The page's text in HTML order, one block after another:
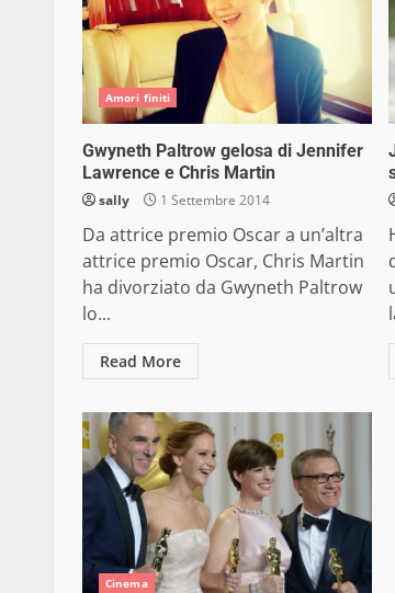
Amori finiti
Gwyneth Paltrow gelosa di Jennifer
Lawrence e Chris Martin
sally 1 Settembre 2014
Da attrice premio Oscar a un’altra
attrice premio Oscar, Chris Martin
ha divorziato da Gwyneth Paltrow
lo...
Read More
Cinema